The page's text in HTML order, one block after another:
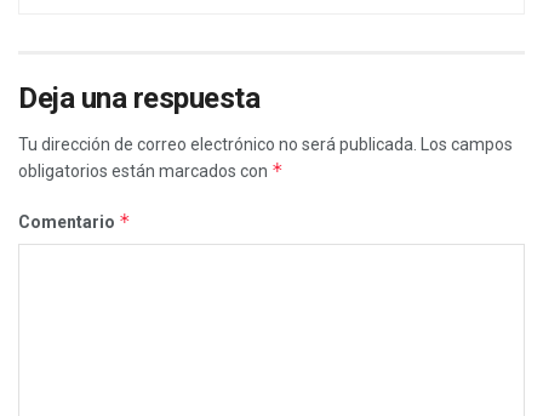
Deja una respuesta
Tu dirección de correo electrónico no será publicada.
Los campos
obligatorios están marcados con *
Comentario *